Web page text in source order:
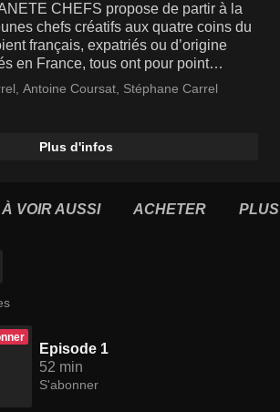
CHEFS propose de partir à la
chefs créatifs aux quatre coins du
français, expatriés ou d’origine
en France, tous ont pour point
de la cuisine qu’ils subliment sous
origines géographiques.
, Antoine Coursat, Stéphane Carrel
Plus d'infos
À VOIR AUSSI ACHETER
Episode 1
52 min
S'abonner